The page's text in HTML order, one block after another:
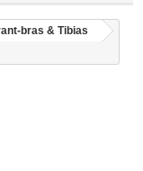
bras & Tibias